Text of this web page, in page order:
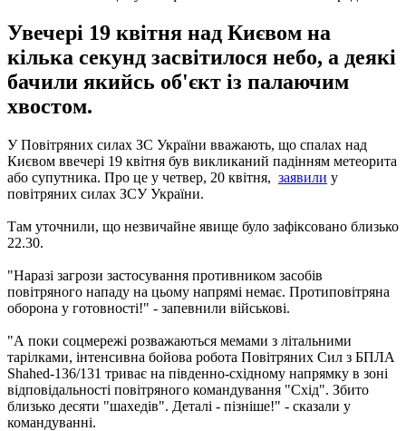
Увечері 19 квітня над Києвом на
кілька секунд засвітилося небо, а деякі
бачили якийсь об'єкт із палаючим
хвостом.
У Повітряних силах ЗС України вважають, що спалах над
Києвом ввечері 19 квітня був викликаний падінням метеорита
або супутника. Про це у четвер, 20 квітня, заявили у
повітряних силах ЗСУ України.
Там уточнили, що незвичайне явище було зафіксовано близько
22.30.
"Наразі загрози застосування противником засобів
повітряного нападу на цьому напрямі немає. Протиповітряна
оборона у готовності!" - запевнили військові.
"А поки соцмережі розважаються мемами з літальними
тарілками, інтенсивна бойова робота Повітряних Сил з БПЛА
Shahed-136/131 триває на південно-східному напрямку в зоні
відповідальності повітряного командування "Схід". Збито
близько десяти "шахедів". Деталі - пізніше!" - сказали у
командуванні.